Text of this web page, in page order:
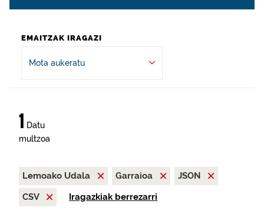
EMAITZAK IRAGAZI
Mota aukeratu
1 Datu
multzoa
Lemoako Udala Garraioa
JSON
CSV
Iragazkiak berrezarri